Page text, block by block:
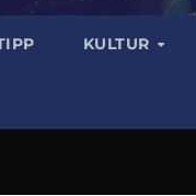
KULTUR